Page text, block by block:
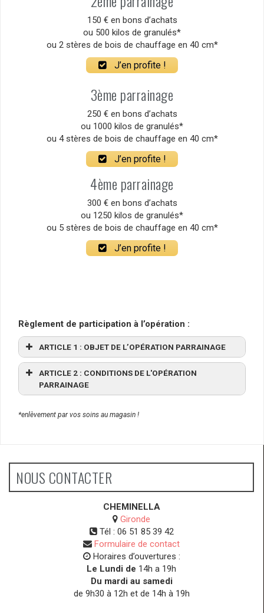
150 € en bons d’achats
ou 500 kilos de granulés*
ou 2 stères de bois de chauffage en 40 cm*
J’en profite !
3ème parrainage
250 € en bons d’achats
ou 1000 kilos de granulés*
ou 4 stères de bois de chauffage en 40 cm*
J’en profite !
4ème parrainage
300 € en bons d’achats
ou 1250 kilos de granulés*
ou 5 stères de bois de chauffage en 40 cm*
J’en profite !
Règlement de participation à l’opération :
ARTICLE 1 : OBJET DE L’OPÉRATION PARRAINAGE
ARTICLE 2 : CONDITIONS DE L'OPÉRATION
PARRAINAGE
*enlèvement par vos soins au magasin !
NOUS CONTACTER
CHEMINELLA
Gironde
Tél : 06 51 85 39 42
Formulaire de contact
Horaires d’ouvertures :
Le Lundi de 14h a 19h
Du mardi au samedi
de 9h30 à 12h et de 14h à 19h